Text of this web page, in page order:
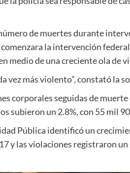
de muertes durante
la intervención
medio de una creciente ola de
vez más violento”, constató la
corporales seguidas de
subieron un 2.8%, con 55 mil
Pública identificó un
y las violaciones registraron